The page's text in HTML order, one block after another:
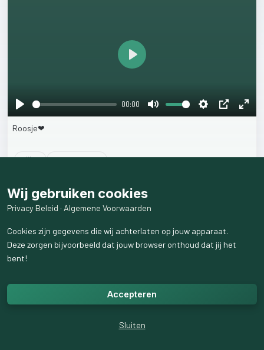
Play
00:00
Mute Settings
PIP
Enter
Play
Roosje❤
5likes 537weergaven
Wij gebruiken cookies
Privacy Beleid · Algemene Voorwaarden
Cookies zijn gegevens die wij achterlaten op jouw apparaat.
Deze zorgen bijvoorbeeld dat jouw browser onthoud dat jij het
bent!
Accepteren
Sluiten